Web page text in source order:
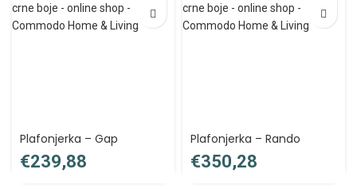
Plafonjerka – Gap
€
Plafonjerka – Rando
€